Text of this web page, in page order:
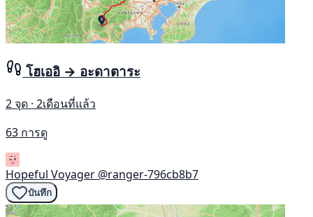
โฮเออิ → อะดาตาระ
2 จุด · 2เดือนที่แล้ว
63 การดู
Hopeful Voyager @ranger-796cb8b7
บันทึก